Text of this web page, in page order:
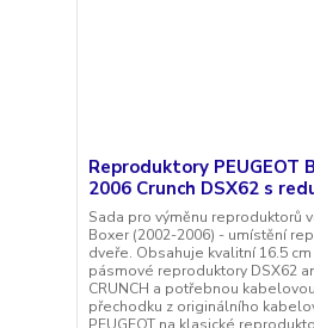
Reproduktory PEUGEOT
2006 Crunch DSX62 s
Sada pro výměnu reproduktorů
Boxer (2002-2006) - umístění
dveře. Obsahuje kvalitní 16.5
pásmové reproduktory DSX62
CRUNCH a potřebnou
přechodku z originálního